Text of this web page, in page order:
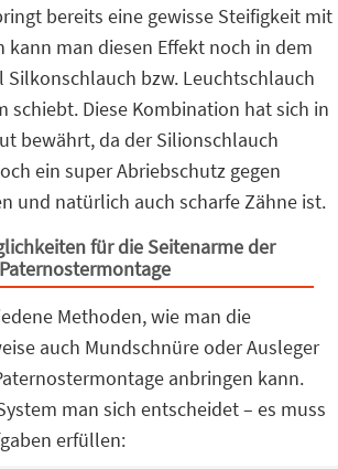
bereits eine gewisse Steifigkeit mit
kann man diesen Effekt noch in dem
Silkonschlauch bzw. Leuchtschlauch
schiebt. Diese Kombination hat sich in
bewährt, da der Silionschlauch
ein super Abriebschutz gegen
und natürlich auch scharfe Zähne ist.
für die Seitenarme der
Paternostermontage
Methoden, wie man die
auch Mundschnüre oder Ausleger
anbringen kann.
man sich entscheidet – es muss
erfüllen: